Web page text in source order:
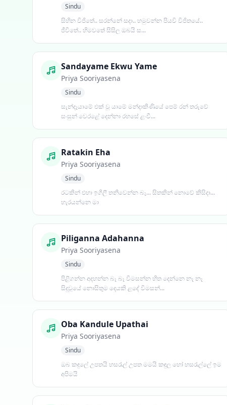
Sindu
සිහින විජිතේ.. සරන්නේ සදා.. හමුවන්න පියවි විජිතයේ..
ජීවිතේ.. හිමවතේ සිසිල ඔබයි ස...
Sandayame Ekwu Yame
Priya Sooriyasena
Sindu
සැන්දෑයාමේ එක් වූ යාමේ මන්දාකිණියේ පෙම් රන් තරුවේ
සංසුන් වෙරළේ දෙන්නා රහසේ ළංවී...
Ratakin Eha
Priya Sooriyasena
Sindu
රටකින් එහා ඉගිලී තනිවෙන්න බෑ... සිතකින් නොවේ කිසිදා...
හැරයන්නෙ මා
Piliganna Adahanna
Priya Sooriyasena
Sindu
පිළිගන්න අදහන්න බෑ බෑ විමසන්න හිත දෙන්නෙ නෑ නෑ
සිදුවූයේ නොසිතුම දෙයකි ළදේ විමසන්...
Oba Kandule Upathai
Priya Sooriyasena
Sindu
ඔබ කඳුලේ උපතයි හසරැල් උපත මමයි කඳුල හෝ හසරැල්ලේ ඉම
අපිමයි